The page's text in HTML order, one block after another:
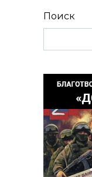
Поиск